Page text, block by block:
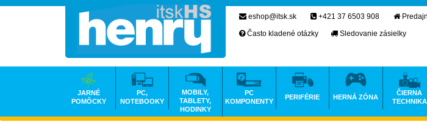
eshop@itsk.sk +421 37 6503 908
Často kladené otázky
Sledovanie zásielky
JARNÉ
POMÔCKY
PC,
NOTEBOOKY
MOBILY,
TABLETY,
HODINKY
PC
KOMPONENTY
PERIFÉRIE HERNÁ ZÓNA
ČIERNA
TECHNIKA